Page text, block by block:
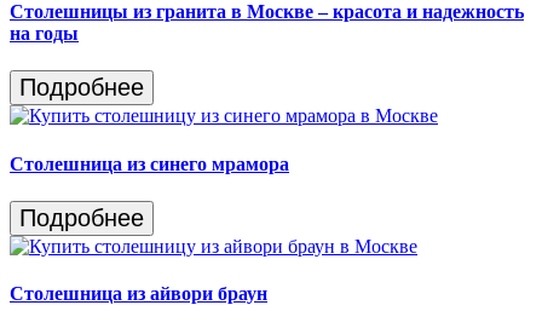
Столешницы из гранита в Москве – красота и надежность
на годы
Подробнее
Столешница из синего мрамора
Подробнее
Столешница из айвори браун